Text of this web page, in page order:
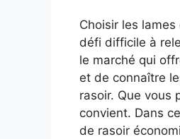
Choisir les
défi difficile à
le marché qui
et de connaître
rasoir. Que vous
convient. Dans
de rasoir